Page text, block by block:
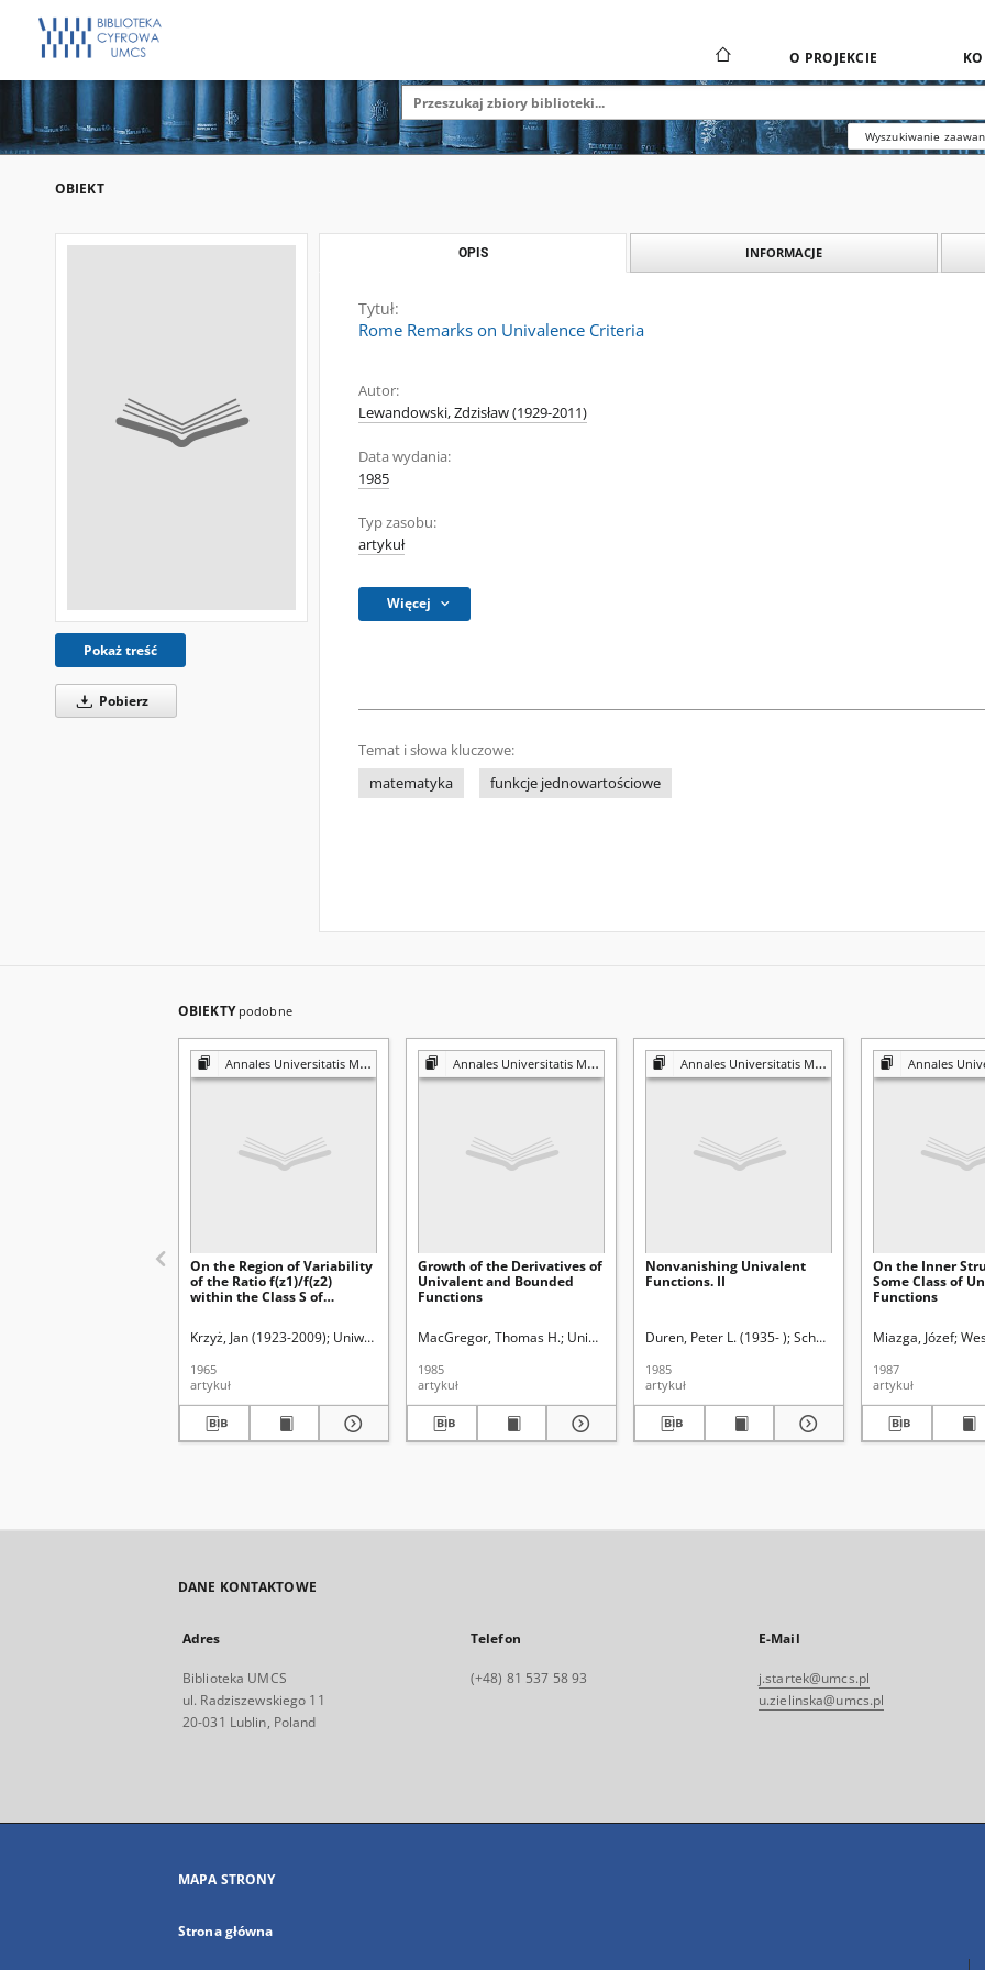
O PROJEKCIE
Wyszukiwanie
OBIEKT
Pokaż treść
Pobierz
OPIS INFORMACJE
Tytuł:
Rome Remarks on Univalence Criteria
Autor:
Lewandowski, Zdzisław (1929-2011)
Data wydania:
1985
Typ zasobu:
artykuł
Więcej
Temat i słowa kluczowe:
matematyka
funkcje jednowartościowe
OBIEKTY podobne
Annales Universitatis Mariae Curie-Skłodowska. Sectio A, Mathematica
On the Region of Variability
of the Ratio f(z1)/f(z2)
within the Class S of
Krzyż, Jan (1923-2009) Uniwersytet Marii Curie-Skłodowskiej (Lublin) Bielecki, Adam (1910-2003). Red.
1965
artykuł
Annales Universitatis Mariae Curie-Skłodowska. Sectio A, Mathematica
Growth of the Derivatives of
Univalent and Bounded
Functions
MacGregor, Thomas H. Uniwersytet Marii Curie-Skłodowskiej (Lublin)
1985
artykuł
Annales Universitatis Mariae Curie-Skłodowska. Sectio A, Mathematica
Nonvanishing Univalent
Functions. II
Duren, Peter L. (1935- ) Schober, Glenn (1938- )
1985
artykuł
Annales Universitatis Mariae Curie-
On the Inner
Some Class of
Functions
Miazga, Józef
1987
artykuł
DANE KONTAKTOWE
Adres
Biblioteka UMCS
ul. Radziszewskiego 11
20-031 Lublin, Poland
Telefon
(+48) 81 537 58 93
E-Mail
j.startek@umcs.pl
u.zielinska@umcs.pl
MAPA STRONY
Strona główna